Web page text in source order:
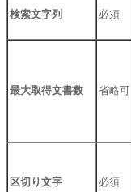
検索文字列 必須
最大取得文書数 省略可
区切り文字 必須